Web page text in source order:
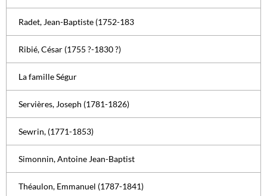
Radet, Jean-Baptiste (1752-183
Ribié, César (1755 ?-1830 ?)
La famille Ségur
Servières, Joseph (1781-1826)
Sewrin, (1771-1853)
Simonnin, Antoine Jean-Baptist
Théaulon, Emmanuel (1787-1841)